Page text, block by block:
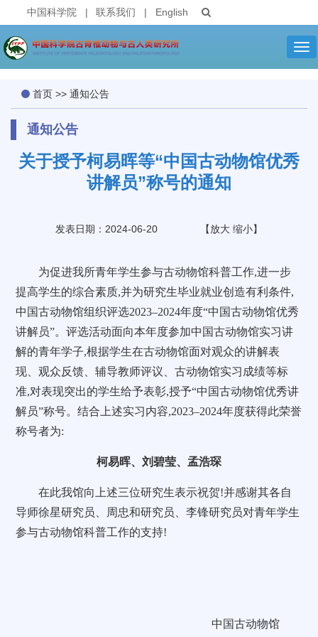
中国科学院 | 联系我们 | English
首页 >> 通知公告
通知公告
关于授予柯易晖等“中国古动物馆优秀
讲解员”称号的通知
发表日期：2024-06-20 【放大 缩小】
为促进我所青年学生参与古动物馆科普工作,进一步
提高学生的综合素质,并为研究生毕业就业创造有利条件,
中国古动物馆组织评选2023–2024年度“中国古动物馆优秀
讲解员”。评选活动面向本年度参加中国古动物馆实习讲
解的青年学子,根据学生在古动物馆面对观众的讲解表
现、观众反馈、辅导教师评议、古动物馆实习成绩等标
准,对表现突出的学生给予表彰,授予“中国古动物馆优秀讲
解员”称号。结合上述实习内容,2023–2024年度获得此荣誉
称号者为:
柯易晖、刘碧莹、孟浩琛
在此我馆向上述三位研究生表示祝贺!并感谢其各自
导师徐星研究员、周忠和研究员、李锋研究员对青年学生
参与古动物馆科普工作的支持!
中国古动物馆